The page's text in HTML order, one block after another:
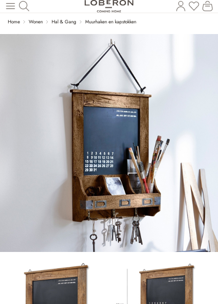
Naar de hoofdinhoud
U
Home Wonen Hal & Gang Muurhaken en kapstokken